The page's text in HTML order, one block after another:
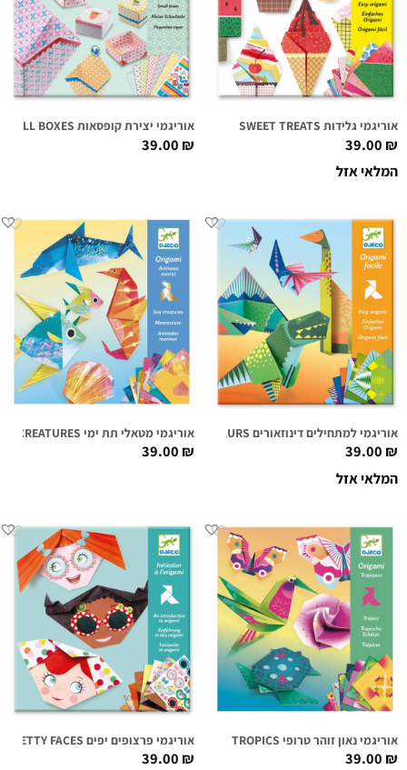
אוריגמי גלידות SWEET TREATS
39.00₪
המלאי אזל
אוריגמי יצירת קופסאות SMALL BOXES
39.00₪
אוריגמי למתחילים דינוזאורים DINOSAURS
39.00₪
המלאי אזל
אוריגמי מטאלי תת ימי SEA CREATURES
39.00₪
אוריגמי נאון זוהר טרופי TROPICS
39.00₪
אוריגמי פרצופים יפים PRETTY FACES
39.00₪